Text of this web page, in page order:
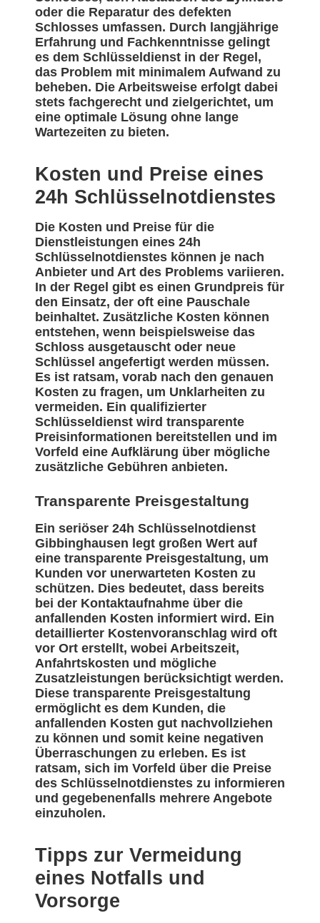
oder die Reparatur des defekten
Schlosses umfassen. Durch langjährige
Erfahrung und Fachkenntnisse gelingt
es dem Schlüsseldienst in der Regel,
das Problem mit minimalem Aufwand zu
beheben. Die Arbeitsweise erfolgt dabei
stets fachgerecht und zielgerichtet, um
eine optimale Lösung ohne lange
Wartezeiten zu bieten.
Kosten und Preise eines
24h Schlüsselnotdienstes
Die Kosten und Preise für die
Dienstleistungen eines 24h
Schlüsselnotdienstes können je nach
Anbieter und Art des Problems variieren.
In der Regel gibt es einen Grundpreis für
den Einsatz, der oft eine Pauschale
beinhaltet. Zusätzliche Kosten können
entstehen, wenn beispielsweise das
Schloss ausgetauscht oder neue
Schlüssel angefertigt werden müssen.
Es ist ratsam, vorab nach den genauen
Kosten zu fragen, um Unklarheiten zu
vermeiden. Ein qualifizierter
Schlüsseldienst wird transparente
Preisinformationen bereitstellen und im
Vorfeld eine Aufklärung über mögliche
zusätzliche Gebühren anbieten.
Transparente Preisgestaltung
Ein seriöser 24h Schlüsselnotdienst
Gibbinghausen legt großen Wert auf
eine transparente Preisgestaltung, um
Kunden vor unerwarteten Kosten zu
schützen. Dies bedeutet, dass bereits
bei der Kontaktaufnahme über die
anfallenden Kosten informiert wird. Ein
detaillierter Kostenvoranschlag wird oft
vor Ort erstellt, wobei Arbeitszeit,
Anfahrtskosten und mögliche
Zusatzleistungen berücksichtigt werden.
Diese transparente Preisgestaltung
ermöglicht es dem Kunden, die
anfallenden Kosten gut nachvollziehen
zu können und somit keine negativen
Überraschungen zu erleben. Es ist
ratsam, sich im Vorfeld über die Preise
des Schlüsselnotdienstes zu informieren
und gegebenenfalls mehrere Angebote
einzuholen.
Tipps zur Vermeidung
eines Notfalls und
Vorsorge